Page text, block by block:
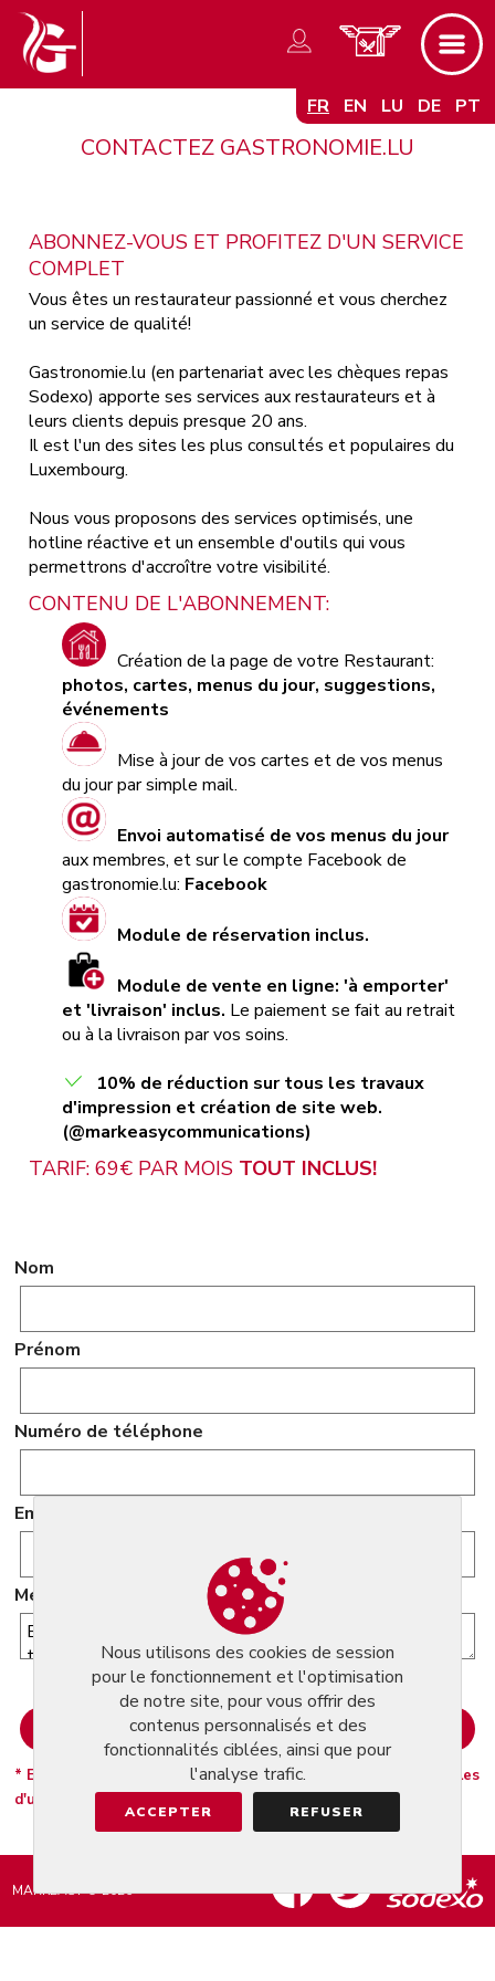
FR EN LU DE PT
CONTACTEZ GASTRONOMIE.LU
ABONNEZ-VOUS ET PROFITEZ D'UN SERVICE
COMPLET
Vous êtes un restaurateur passionné et vous cherchez
un service de qualité!
Gastronomie.lu (en partenariat avec les chèques repas
Sodexo) apporte ses services aux restaurateurs et à
leurs clients depuis presque 20 ans.
Il est l'un des sites les plus consultés et populaires du
Luxembourg.
Nous vous proposons des services optimisés, une
hotline réactive et un ensemble d'outils qui vous
permettrons d'accroître votre visibilité.
CONTENU DE L'ABONNEMENT:
Création de la page de votre Restaurant:
photos, cartes, menus du jour, suggestions,
événements
Mise à jour de vos cartes et de vos menus
du jour par simple mail.
Envoi automatisé de vos menus du jour
aux membres, et sur le compte Facebook de
gastronomie.lu: Facebook
Module de réservation inclus.
Module de vente en ligne: 'à emporter'
et 'livraison' inclus. Le paiement se fait au retrait
ou à la livraison par vos soins.
10% de réduction sur tous les travaux
d'impression et création de site web.
(@markeasycommunications)
TARIF: 69€ PAR MOIS TOUT INCLUS!
Nom
Prénom
Numéro de téléphone
Email
Message
* En cliquant sur Envoyer vous acceptez nosconditions générales
d'utilisation.
Nous utilisons des cookies de session
pour le fonctionnement et l'optimisation
de notre site, pour vous offrir des
contenus personnalisés et des
fonctionnalités ciblées, ainsi que pour
l'analyse trafic.
ACCEPTER REFUSER
MARKEASY © 2026